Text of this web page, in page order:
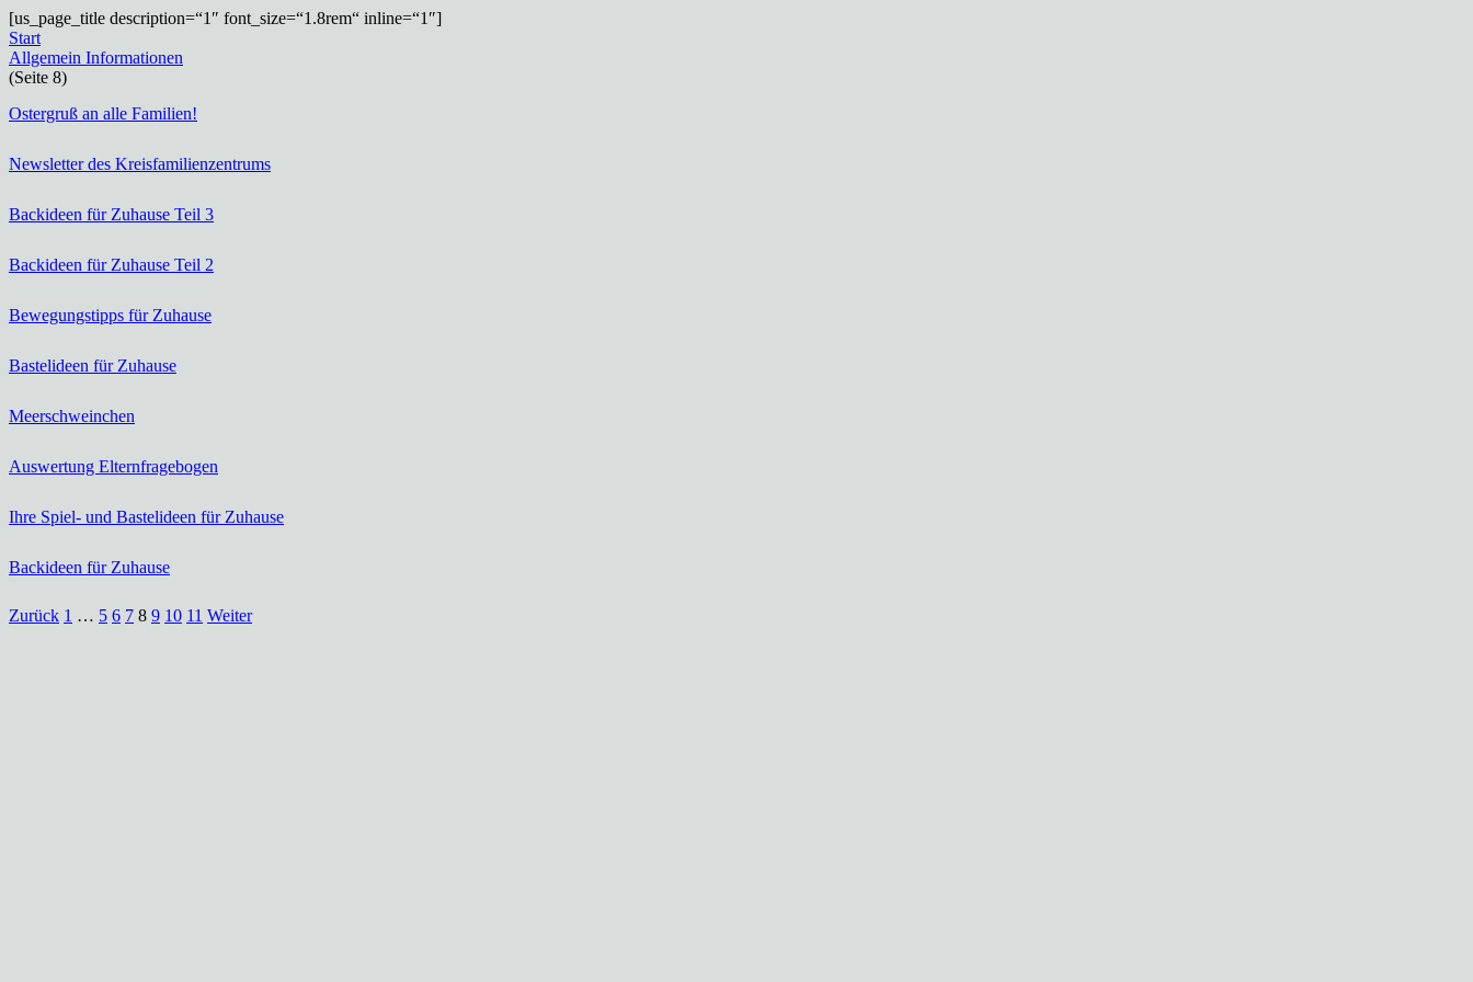
[us_page_title description=“1″ font_size=“1.8rem“ inline=“1″]
Start
Allgemein Informationen
(Seite 8)
Ostergruß an alle Familien!
Newsletter des Kreisfamilienzentrums
Backideen für Zuhause Teil 3
Backideen für Zuhause Teil 2
Bewegungstipps für Zuhause
Bastelideen für Zuhause
Meerschweinchen
Auswertung Elternfragebogen
Ihre Spiel- und Bastelideen für Zuhause
Backideen für Zuhause
Zurück 1 … 5 6 7 8 9 10 11 Weiter